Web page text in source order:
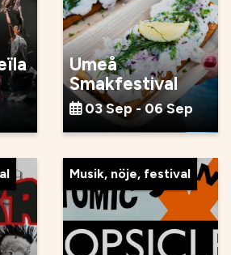
Umeå
Smakfestival
03 Sep - 06 Sep
Musik, nöje, festival